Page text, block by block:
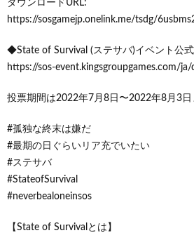
ダウンロードURL:
https://sosgamejp.onelink.me/tsdg/
◆State of Survival (ステサバ)イベント公
https://sos-event.kingsgroupgames.com/
投票期間は2022年7月8日〜2022年8月3日
#孤独な終末は嫌だ
#最期の日ぐらいリア充でいたい
#ステサバ
#StateofSurvival
#neverbealoneinsos
【State of Survivalとは】